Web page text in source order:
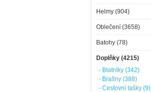
Helmy (904)
Oblečení (3658)
Batohy (78)
Doplňky (4215)
- Blatníky (342)
- Brašny (388)
- Cestovní tašky (9)